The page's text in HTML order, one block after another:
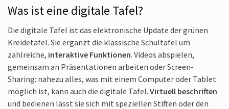
Was ist eine digitale Tafel?
Die digitale Tafel ist das elektronische Update der grünen
Kreidetafel. Sie ergänzt die klassische Schultafel um
zahlreiche, interaktive Funktionen. Videos abspielen,
gemeinsam an Präsentationen arbeiten oder Screen-
Sharing: nahezu alles, was mit einem Computer oder Tablet
möglich ist, kann auch die digitale Tafel. Virtuell beschriften
und bedienen lässt sie sich mit speziellen Stiften oder den